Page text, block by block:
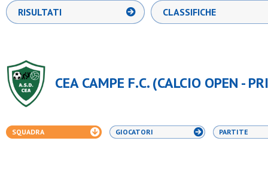
RISULTATI CLASSIFICHE
CEA CAMPE F.C. (CALCIO OPEN -
SQUADRA GIOCATORI PARTITE